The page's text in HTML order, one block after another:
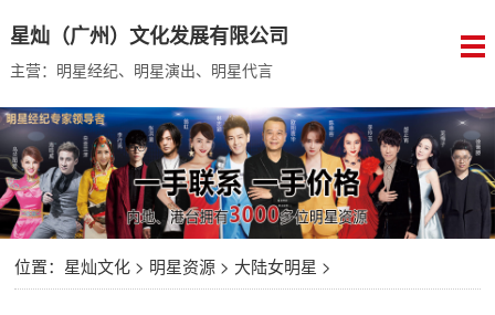
星灿（广州）文化发展有限公司
主营：明星经纪、明星演出、明星代言
位置： 星灿文化> 明星资源> 大陆女明星 >